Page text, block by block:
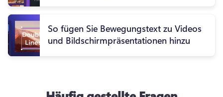
So fügen Sie Bewegungstext zu Videos
und Bildschirmpräsentationen hinzu